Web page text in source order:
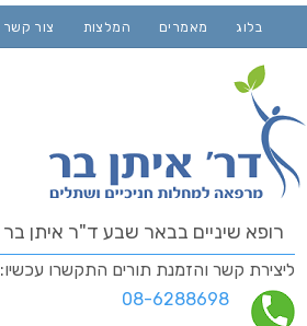
בלוג מאמרים המלצות צור קשר
רופא שיניים בבאר שבע ד"ר איתן בר
ליצירת קשר והזמנת תורים התקשרו עכשיו:
08-6288698